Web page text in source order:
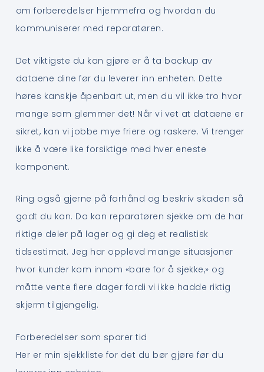
om forberedelser hjemmefra og hvordan du
kommuniserer med reparatøren.
Det viktigste du kan gjøre er å ta backup av
dataene dine før du leverer inn enheten. Dette
høres kanskje åpenbart ut, men du vil ikke tro hvor
mange som glemmer det! Når vi vet at dataene er
sikret, kan vi jobbe mye friere og raskere. Vi trenger
ikke å være like forsiktige med hver eneste
komponent.
Ring også gjerne på forhånd og beskriv skaden så
godt du kan. Da kan reparatøren sjekke om de har
riktige deler på lager og gi deg et realistisk
tidsestimat. Jeg har opplevd mange situasjoner
hvor kunder kom innom «bare for å sjekke,» og
måtte vente flere dager fordi vi ikke hadde riktig
skjerm tilgjengelig.
Forberedelser som sparer tid
Her er min sjekkliste for det du bør gjøre før du